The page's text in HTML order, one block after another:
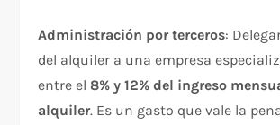
Administración por terceros:
del alquiler a una empresa
entre el8% y 12% del ingreso
alquiler. Es un gasto que vale la